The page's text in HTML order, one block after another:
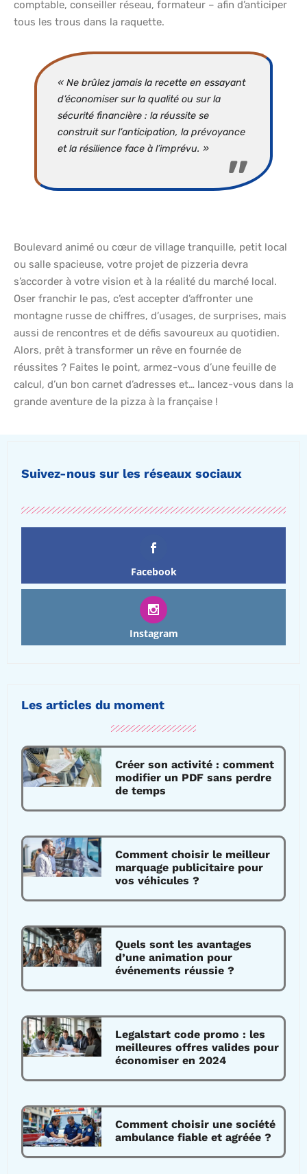
comptable, conseiller réseau, formateur – afin d’anticiper
tous les trous dans la raquette.
« Ne brûlez jamais la recette en essayant
d’économiser sur la qualité ou sur la
sécurité financière : la réussite se
construit sur l’anticipation, la prévoyance
et la résilience face à l’imprévu. »
Boulevard animé ou cœur de village tranquille, petit local
ou salle spacieuse, votre projet de pizzeria devra
s’accorder à votre vision et à la réalité du marché local.
Oser franchir le pas, c’est accepter d’affronter une
montagne russe de chiffres, d’usages, de surprises, mais
aussi de rencontres et de défis savoureux au quotidien.
Alors, prêt à transformer un rêve en fournée de
réussites ? Faites le point, armez-vous d’une feuille de
calcul, d’un bon carnet d’adresses et… lancez-vous dans la
grande aventure de la pizza à la française !
Suivez-nous sur les réseaux sociaux
Facebook
Instagram
Les articles du moment
Créer son activité : comment
modifier un PDF sans perdre
de temps
Comment choisir le meilleur
marquage publicitaire pour
vos véhicules ?
Quels sont les avantages
d’une animation pour
événements réussie ?
Legalstart code promo : les
meilleures offres valides pour
économiser en 2024
Comment choisir une société
ambulance fiable et agréée ?